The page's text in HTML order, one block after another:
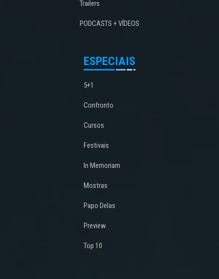
Trailers
PODCASTS + VÍDEOS
ESPECIAIS
5+1
Confronto
Cursos
Festivais
In Memoriam
Mostras
Papo Delas
Preview
Top 10